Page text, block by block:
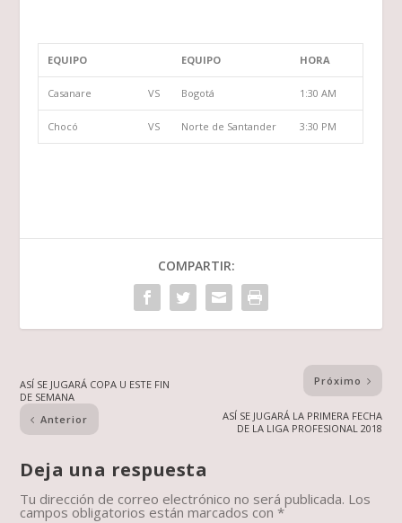
EQUIPO EQUIPO HORA
Casanare VS Bogotá 1:30 AM
Chocó VS Norte de Santander 3:30 PM
COMPARTIR:
ASÍ SE JUGARÁ COPA U ESTE FIN
DE SEMANA
Anterior
Próximo
ASÍ SE JUGARÁ LA PRIMERA FECHA
DE LA LIGA PROFESIONAL 2018
Deja una respuesta
Tu dirección de correo electrónico no será publicada. Los
campos obligatorios están marcados con*